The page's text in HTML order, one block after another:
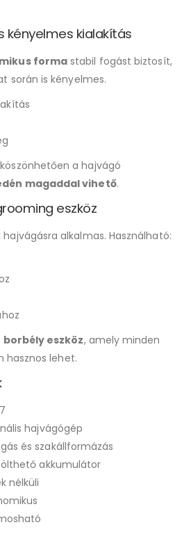
kényelmes kialakítás
formastabil fogást biztosít,
során is kényelmes.
a hajvágó
magaddal vihető.
eszköz
hajvágásra alkalmas. Használható:
eszköz, amely minden
hasznos lehet.
hajvágógép
és szakállformázás
akkumulátor
nélküli